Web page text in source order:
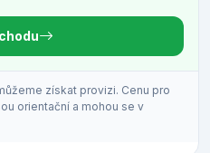
získat provizi. Cenu pro
orientační a mohou se v